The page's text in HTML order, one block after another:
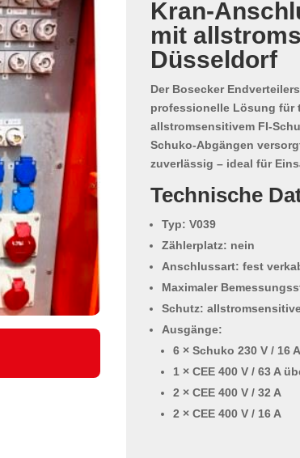
Kran-
mit
Düsseldorf
Der Bosecker
professionelle Lösung für
allstromsensitivem FI-
Schuko-Abgängen
zuverlässig – ideal für
Technische
Typ:V039
Zählerplatz: nein
Anschlussart:fest
Maximaler
Schutz:
Ausgänge:
6 × Schuko 230 V / 16 A
1 × CEE 400 V / 63 A
2 × CEE 400 V / 32 A
2 × CEE 400 V / 16 A